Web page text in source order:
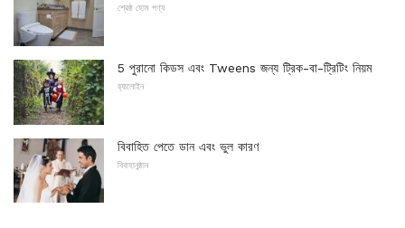
শ্রেষ্ঠ হোম পণ্য
5 পুরানো কিডস এবং Tweens জন্য ট্রিক-বা-ট্রিটিং নিয়ম
হ্যালোইন
বিবাহিত পেতে ডান এবং ভুল কারণ
বিবাহানুষ্ঠান